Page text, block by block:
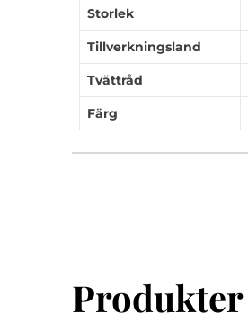
Storlek
Tillverkningsland
Tvättråd
Färg